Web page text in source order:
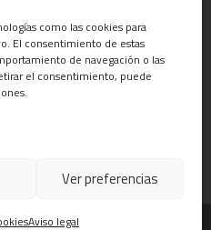
como las cookies para
El consentimiento de estas
de navegación o las
el consentimiento, puede
Ver preferencias
Aviso legal